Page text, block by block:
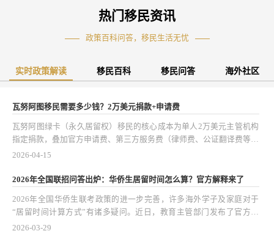
热门移民资讯
政策百科问答，移民生活无忧
实时政策解读 移民百科 移民问答 海外社区
瓦努阿图移民需要多少钱？2万美元捐款+申请费
瓦努阿图绿卡（永久居留权）移民的核心成本为单人2万美元主管机构
指定捐款，叠加官方申请费、第三方服务费（律师费、公证翻译费等）
后，单人总花费约14万人民币（以实时汇率为准）。该项目以低成
的永居解决方案，适合寻求海外身份规划、简化国际出行或资产配置的
全程申请协助，确保流程合规高效。
2026-04-15
2026年全国联招问答出炉：华侨生居留时间怎么算？官方解释来了
2026年全国华侨生联考政策的进一步完善，许多海外学子及家庭对于
“居留时间计算方式”有诸多疑问。近日，教育主管部门发布了官方问
答，对华侨生身份认定、居留要求及学籍安排等核心问题作出权威说
2026-03-29